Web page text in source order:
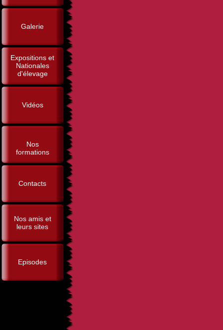
Galerie
Expositions et
Nationales
d'élevage
Vidéos
Nos
formations
Contacts
Nos amis et
leurs sites
Episodes